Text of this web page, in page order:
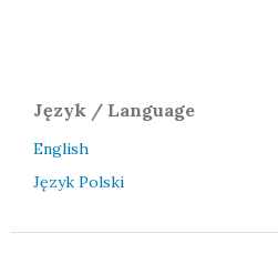
Język / Language
English
Język Polski